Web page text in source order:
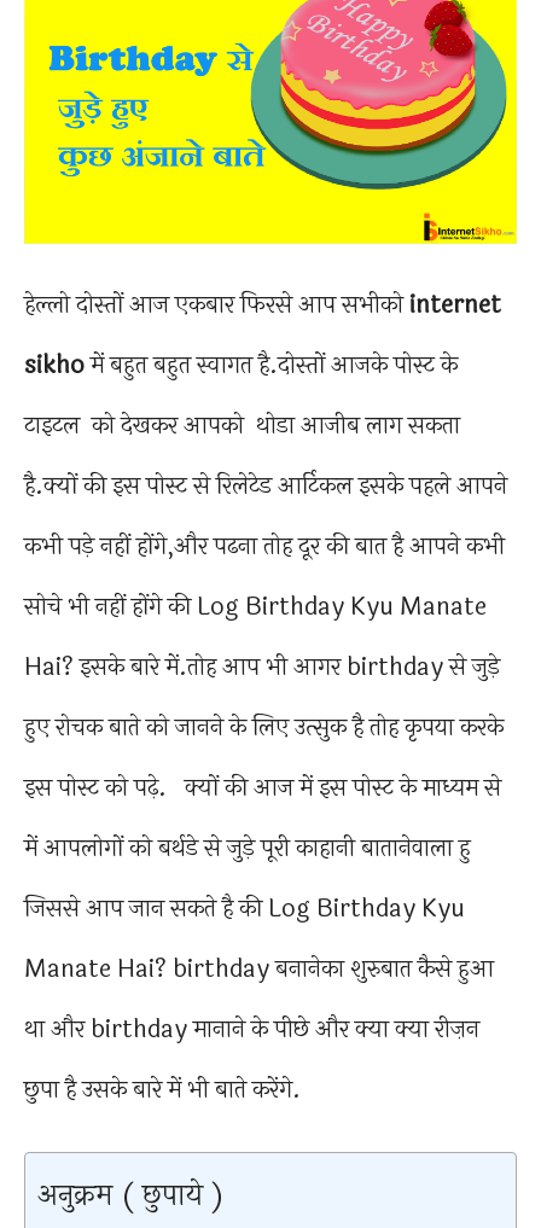
हेल्लो दोस्तों आज एकबार फिरसे आप सभीकोinternet
sikhoमें बहुत बहुत स्वागत है.दोस्तों आजके पोस्ट के
टाइटल को देखकर आपको थोडा आजीब लाग सकता
है.क्यों की इस पोस्ट से रिलेटेड आर्टिकल इसके पहले आपने
कभी पड़े नहीं होंगे,और पढना तोह दूर की बात है आपने कभी
सोचे भी नहीं होंगे की Log Birthday Kyu Manate
Hai? इसके बारे में.तोह आप भी आगर birthday से जुड़े
हुए रोचक बाते को जानने के लिए उत्सुक है तोह कृपया करके
इस पोस्ट को पढ़े. क्यों की आज में इस पोस्ट के माध्यम से
में आपलोगों को बर्थडे से जुड़े पूरी काहानी बातानेवाला हु
जिससे आप जान सकते है की Log Birthday Kyu
Manate Hai? birthday बनानेका शुरुबात कैसे हुआ
था और birthday मानाने के पीछे और क्या क्या रीज़न
छुपा है उसके बारे में भी बाते करेंगे.
अनुक्रम ( छुपाये )